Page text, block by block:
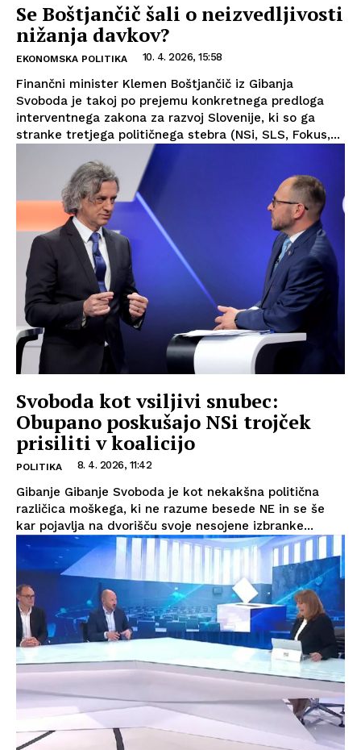
Se Boštjančič šali o neizvedljivosti
nižanja davkov?
EKONOMSKA POLITIKA 10. 4. 2026, 15:58
Finančni minister Klemen Boštjančič iz Gibanja
Svoboda je takoj po prejemu konkretnega predloga
interventnega zakona za razvoj Slovenije, ki so ga
stranke tretjega političnega stebra (NSi, SLS, Fokus,...
Svoboda kot vsiljivi snubec:
Obupano poskušajo NSi trojček
prisiliti v koalicijo
POLITIKA 8. 4. 2026, 11:42
Gibanje Gibanje Svoboda je kot nekakšna politična
različica moškega, ki ne razume besede NE in se še
kar pojavlja na dvorišču svoje nesojene izbranke...